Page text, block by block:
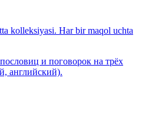
kolleksiyasi. Har bir maqol uchta
и поговорок на трёх
английский).